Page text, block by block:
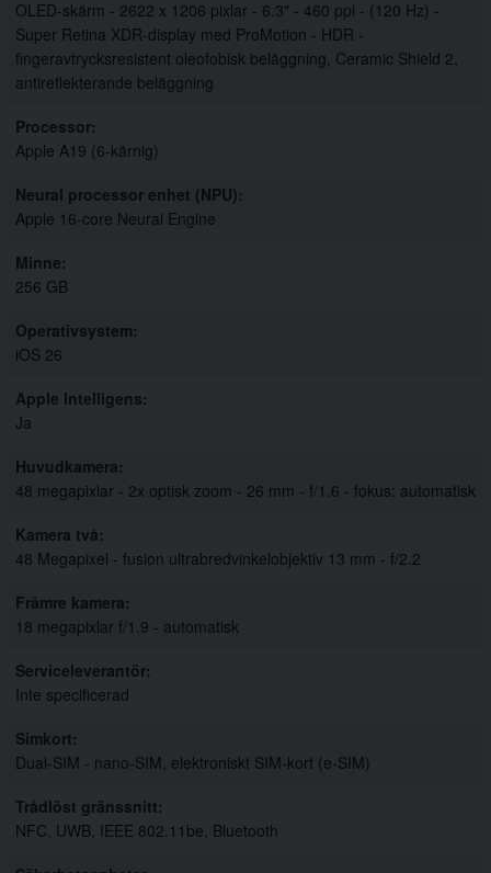
OLED-skärm - 2622 x 1206 pixlar - 6.3" - 460 ppi - (120 Hz) -
Super Retina XDR-display med ProMotion - HDR -
fingeravtrycksresistent oleofobisk beläggning, Ceramic Shield 2,
antireflekterande beläggning
Processor
Apple A19 (6-kärnig)
Neural processor enhet (NPU)
Apple 16-core Neural Engine
Minne
256 GB
Operativsystem
iOS 26
Apple Intelligens
Ja
Huvudkamera
48 megapixlar - 2x optisk zoom - 26 mm - f/1.6 - fokus: automatisk
Kamera två
48 Megapixel - fusion ultrabredvinkelobjektiv 13 mm - f/2.2
Främre kamera
18 megapixlar f/1.9 - automatisk
Serviceleverantör
Inte specificerad
Simkort
Dual-SIM - nano-SIM, elektroniskt SIM-kort (e-SIM)
Trådlöst gränssnitt
NFC, UWB, IEEE 802.11be, Bluetooth